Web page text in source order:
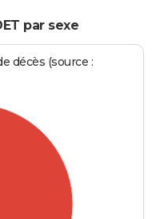
par sexe
décès (source :